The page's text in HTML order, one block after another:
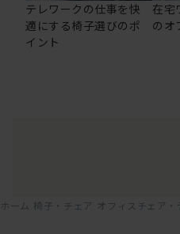
テレワークの仕事を快
適にする椅子選びのポ
イント
在宅
のオ
ホーム 椅子・チェア オフィスチェア